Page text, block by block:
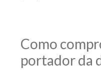
Como
portador da